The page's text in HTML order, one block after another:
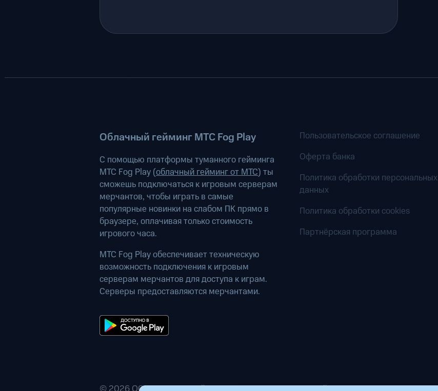
Облачный гейминг МТС Fog Play
С помощью платформы туманного гейминга
МТС Fog Play (облачный гейминг от МТС) ты
сможешь подключаться к игровым серверам
мерчантов, чтобы играть в самые
популярные новинки на слабом ПК прямо в
браузере, оплачивая только стоимость
игрового часа.
МТС Fog Play обеспечивает техническую
возможность подключения к игровым
серверам мерчантов для доступа к играм.
Серверы предоставляются мерчантами.
Пользовательское соглашение
Оферта банка
Политика обработки персональных
данных
Политика обработки cookies
Партнёрская программа